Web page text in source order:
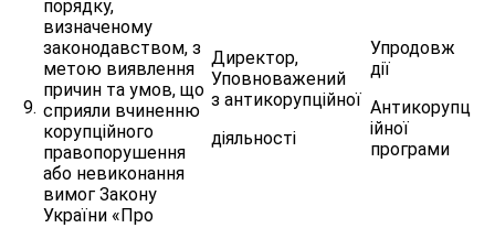
9.
порядку,
визначеному
законодавством, з
метою виявлення
причин та умов, що
сприяли вчиненню
корупційного
правопорушення
або невиконання
вимог Закону
України «Про
Директор,
Уповноважений
з антикорупційної
діяльності
Упродовж
дії
Антикорупц
ійної
програми